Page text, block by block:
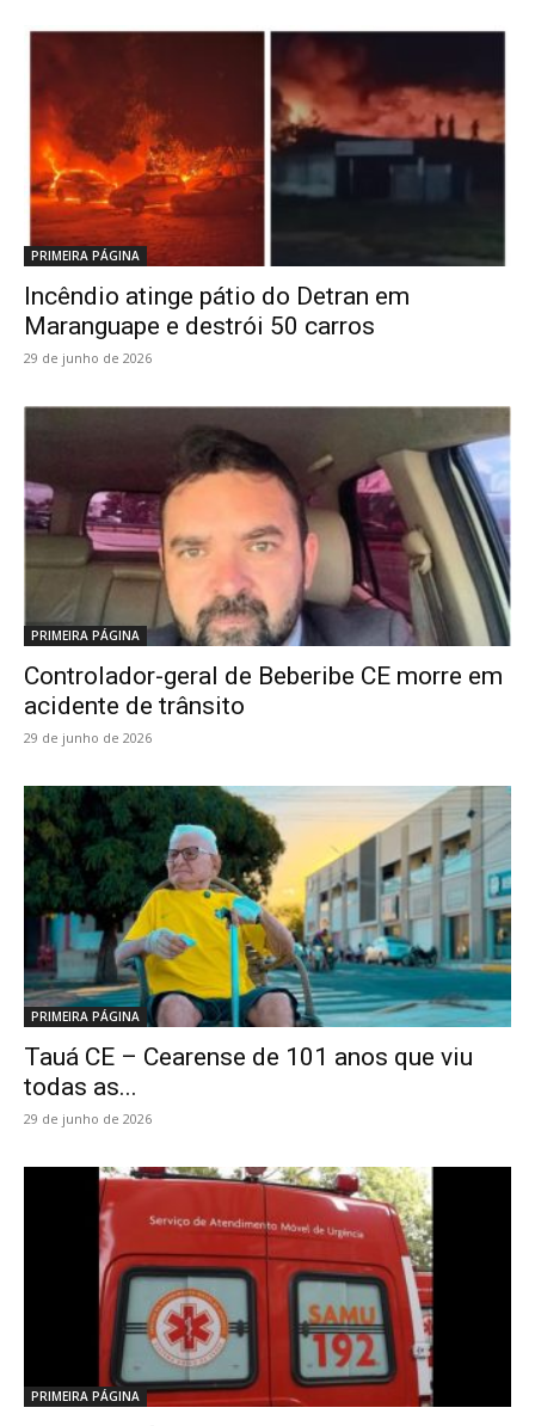
PRIMEIRA PÁGINA
Incêndio atinge pátio do Detran em
Maranguape e destrói 50 carros
29 de junho de 2026
PRIMEIRA PÁGINA
Controlador-geral de Beberibe CE morre em
acidente de trânsito
29 de junho de 2026
PRIMEIRA PÁGINA
Tauá CE – Cearense de 101 anos que viu
todas as...
29 de junho de 2026
PRIMEIRA PÁGINA